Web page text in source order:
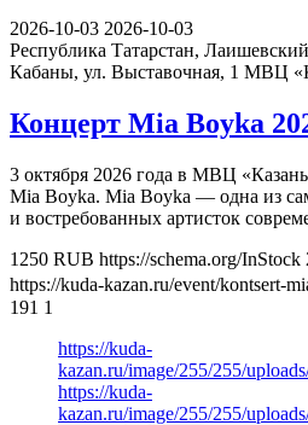
2026-10-03 2026-10-03
Республика Татарстан,
Кабаны, ул. Выставочная, 1 МВЦ
Концерт Mia Boyka
3 октября 2026 года в МВЦ
Mia Boyka. Mia Boyka — одна из
и востребованных артисток
1250 RUB https://schema.org/InStock
https://kuda-kazan.ru/event/kontsert-
191 1
https://kuda-
kazan.ru/image/255/255/
https://kuda-
kazan.ru/image/255/255/